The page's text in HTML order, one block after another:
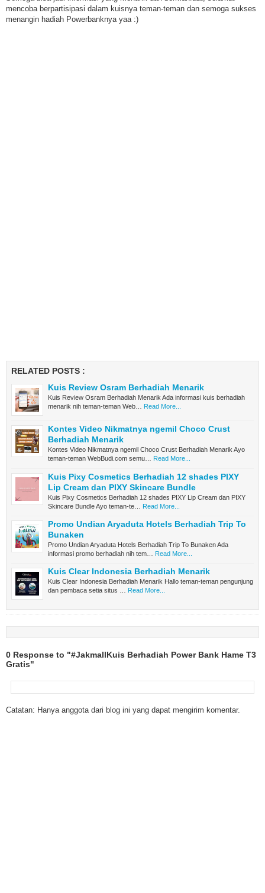
mencoba berpartisipasi dalam kuisnya teman-teman dan semoga sukses
menangin hadiah Powerbanknya yaa :)
RELATED POSTS :
Kuis Review Osram Berhadiah Menarik
Kuis Review Osram Berhadiah Menarik Ada informasi kuis berhadiah
menarik nih teman-teman Web…
Read More...
Kontes Video Nikmatnya ngemil Choco Crust
Berhadiah Menarik
Kontes Video Nikmatnya ngemil Choco Crust Berhadiah Menarik Ayo
teman-teman WebBudi.com semu… Read More...
Kuis Pixy Cosmetics Berhadiah 12 shades PIXY
Lip Cream dan PIXY Skincare Bundle
Kuis Pixy Cosmetics Berhadiah 12 shades PIXY Lip Cream dan PIXY
Skincare Bundle Ayo teman-te…
Read More...
Promo Undian Aryaduta Hotels Berhadiah Trip To
Bunaken
Promo Undian Aryaduta Hotels Berhadiah Trip To Bunaken Ada
informasi promo berhadiah nih tem…
Read More...
Kuis Clear Indonesia Berhadiah Menarik
Kuis Clear Indonesia Berhadiah Menarik Hallo teman-teman pengunjung
dan pembaca setia situs …
Read More...
0 Response to "#JakmallKuis Berhadiah Power Bank Hame T3
Gratis"
Catatan: Hanya anggota dari blog ini yang dapat mengirim komentar.